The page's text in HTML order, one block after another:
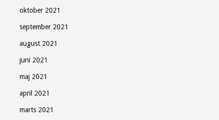
oktober 2021
september 2021
august 2021
juni 2021
maj 2021
april 2021
marts 2021